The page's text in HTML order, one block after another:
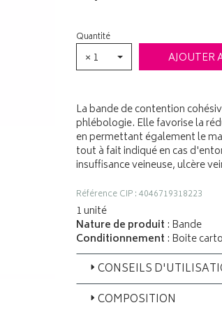
Quantité
× 1 AJOUTER
La bande de contention
phlébologie. Elle favorise la
en permettant également le
tout à fait indiqué en cas
insuffisance veineuse, ulcère
Référence CIP : 4046719318223
1 unité
Nature de produit : Bande
Conditionnement : Boite
CONSEILS
COMPOSITION